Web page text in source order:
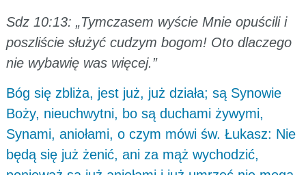
Sdz 10:13: „Tymczasem wyście Mnie opuścili i
poszliście służyć cudzym bogom! Oto dlaczego
nie wybawię was więcej.”
Bóg się zbliża, jest już, już działa; są Synowie
Boży, nieuchwytni, bo są duchami żywymi,
Synami, aniołami, o czym mówi św. Łukasz: Nie
będą się już żenić, ani za mąż wychodzić,